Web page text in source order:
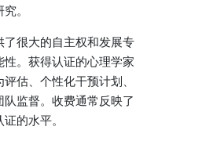
。
了很大的自主权和发展专
性。获得认证的心理学家
估、个性化干预计划、
监督。收费通常反映了
的水平。